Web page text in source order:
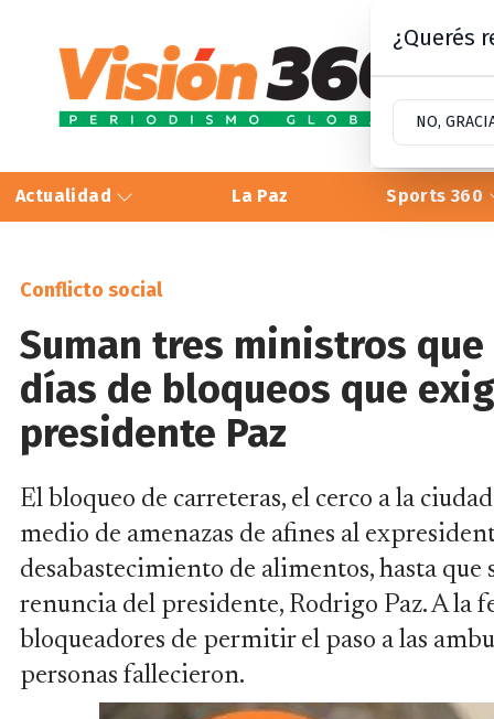
Actualidad La Paz Sports 360
Conflicto social
Suman tres ministros
días de bloqueos que
presidente Paz
El bloqueo de carreteras, el cerco a la
medio de amenazas de afines al
desabastecimiento de alimentos, hasta que
renuncia del presidente, Rodrigo Paz. A la
bloqueadores de permitir el paso a las
personas fallecieron.
¿Querés
NO,